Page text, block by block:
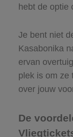
hebt de optie
Je bent niet
Kasabonika
ervan
plek is om ze
over jouw
De